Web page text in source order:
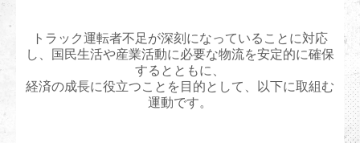
トラック運転者不足が深刻になっていることに対応
し、国民生活や産業活動に必要な物流を安定的に確保
するとともに、
経済の成長に役立つことを目的として、以下に取組む
運動です。